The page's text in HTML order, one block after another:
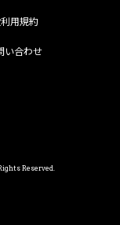
用規約
い合わせ
Reserved.